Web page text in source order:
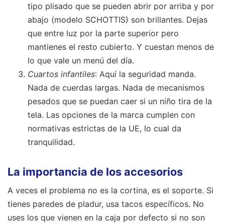
tipo plisado que se pueden abrir por arriba y por
abajo (modelo SCHOTTIS) son brillantes. Dejas
que entre luz por la parte superior pero
mantienes el resto cubierto. Y cuestan menos de
lo que vale un menú del día.
Cuartos infantiles: Aquí la seguridad manda.
Nada de cuerdas largas. Nada de mecanismos
pesados que se puedan caer si un niño tira de la
tela. Las opciones de la marca cumplen con
normativas estrictas de la UE, lo cual da
tranquilidad.
La importancia de los accesorios
A veces el problema no es la cortina, es el soporte. Si
tienes paredes de pladur, usa tacos específicos. No
uses los que vienen en la caja por defecto si no son